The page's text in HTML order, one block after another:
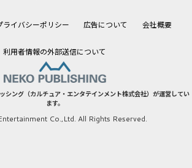
ライバシーポリシー 広告について 会社概要
利用者情報の外部送信について
シング（カルチュア・エンタテインメント株式会社）が運営してい
ます。
Co.,Ltd. All Rights Reserved.